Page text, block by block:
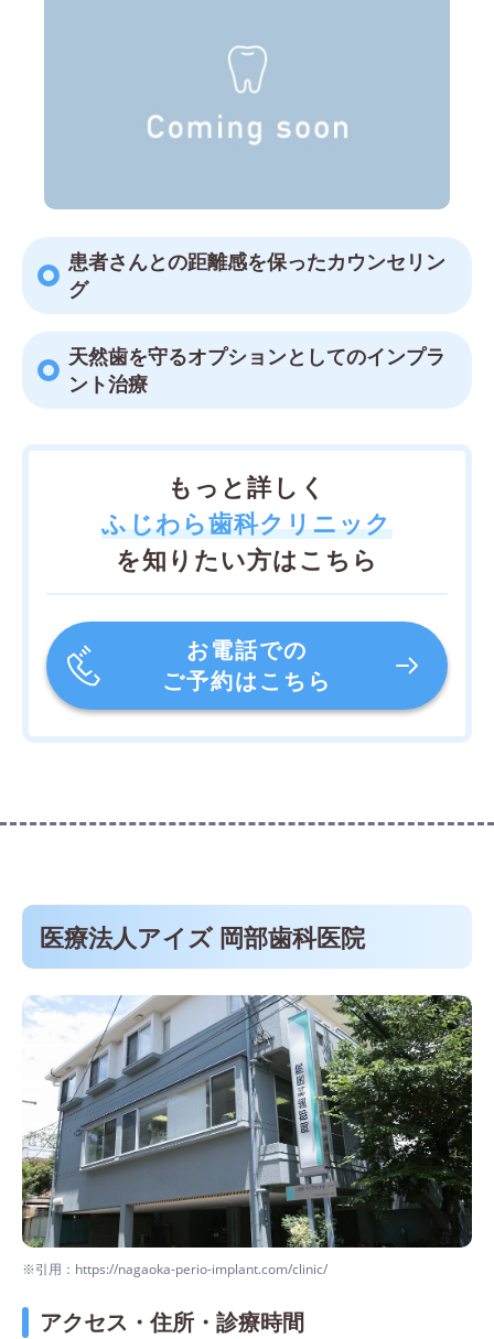
患者さんとの距離感を保ったカウンセリン
グ
天然歯を守るオプションとしてのインプラ
ント治療
もっと詳しく
ふじわら歯科クリニック
を知りたい方はこちら
お電話での
ご予約はこちら
医療法人アイズ 岡部歯科医院
※引用：https://nagaoka-perio-implant.com/clinic/
アクセス・住所・診療時間